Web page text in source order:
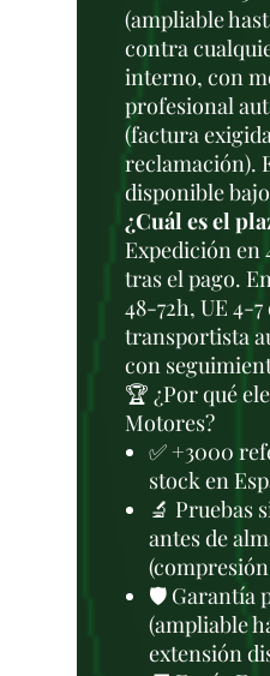
(ampliable
contra
interno, con
profesional
(factura
reclamación).
disponible
¿Cuál es el
Expedición en
tras el pago.
48-72h, UE 4-
transportista
con
🏆 ¿Por qué
Motores?
✅ +3000
stock en
🔬 Pruebas
antes de
🛡️ Garantía
(ampliable
extensión